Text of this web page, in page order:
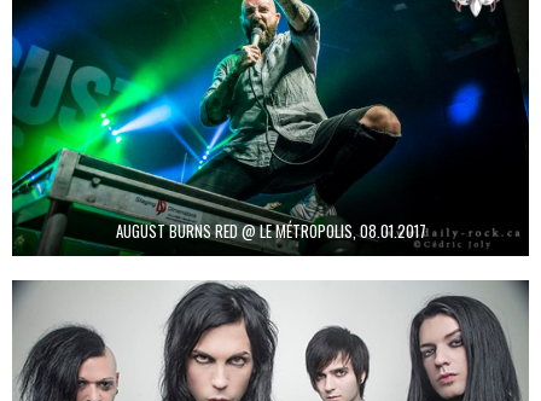
AUGUST BURNS RED @ LE MÉTROPOLIS, 08.01.2017